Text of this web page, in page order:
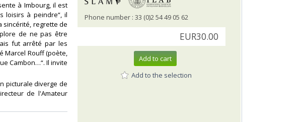
à Imbourg, il est
loisirs à peindre“, il
sincérité, regrette de
de ne pas être
fut arrêté par les
Marcel Rouff (poète,
Cambon…“. Il invite
picturale diverge de
de l'Amateur
Phone number : 33 (0)2 54 49 05 62
EUR30.00
Add to cart
Add to the selection